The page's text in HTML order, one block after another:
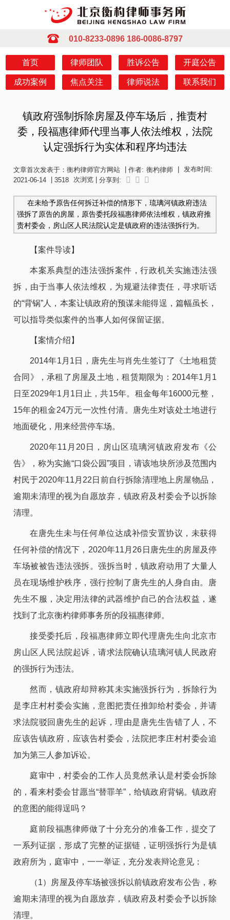
010-8233-0896 186-0086-8797
首页 律师团队 胜诉公告 开庭公告
成功案例 焦点关注 律师说法 联系我们
镇政府强制拆除房屋及停车场后，推责村
委，段福惠律师代理当事人依法维权，法院
认定强拆行为实体和程序均违法
文章首次发表于：衡杓律师官方网站 作者: 衡杓律师
发布时间:
2021-06-14
3518 次浏览 | 分享到:
在未给予原告任何拆迁补偿的情形下，琉璃河镇政府违法
强拆了原告的房屋，原告委托段福惠律师依法维权，镇政府推
责村委会，房山区人民法院认定是镇政府的违法强拆行为。
【案件导读】
本案系典型的违法强拆案件，行政机关实施违法强
拆，由于当事人依法维权，为规避法律责任，寻求听话
的“背锅”人，本案让镇政府的预谋未能得逞，篇幅虽长，
可以指导类似案件的当事人如何保留证据。
【案情介绍】
2014年1月1日，唐先生与肖先生签订了《土地租赁
合同》，承租了房屋及土地，租赁期限为：2014年1月1
日至2029年1月1日止，共15年。租金每年16000元整，
15年的租金24万元一次性付清。唐先生对该处土地进行
地面硬化，用来经营停车场。
2020年11月20日，房山区琉璃河镇政府发布《公
告》，称为实施“口袋公园”项目，请该地块所涉及范围内
村民于2020年11月22日前自行拆除清理地上房屋物品，
逾期未清理的视为自愿放弃，镇政府及村委会予以拆除
清理。
在唐先生未与任何单位达成补偿安置协议，未获得
任何补偿的情况下，2020年11月26日唐先生的房屋及停
车场被被告违法强拆。强拆当时，镇政府动用了大量人
员在现场维护秩序，强行控制了唐先生的人身自由。唐
先生不服，决定用法律的武器维护自己的合法权益，遂
找到了北京衡杓律师事务所的段福惠律师。
接受委托后，段福惠律师立即代理唐先生向北京市
房山区人民法院起诉，请求法院确认琉璃河镇人民政府
的强拆行为违法。
然而，镇政府却辩称其未实施强拆行为，拆除行为
是李庄村村委会实施，意图把责任推卸给村委会，并请
求法院驳回唐先生的起诉，理由是唐先生告错了人，不
应该告镇政府，应该告村委会，法院把李庄村村委会追
加为第三人参加诉讼。
庭审中，村委会的工作人员竟然承认是村委会拆除
的，看来村委会甘愿当“替罪羊”，给镇政府背锅。镇政府
的意图的能得逞吗？
庭前段福惠律师做了十分充分的准备工作，提交了
一系列证据，形成了完整的证据链，证明强拆行为是镇
政府所为，庭审中，一一举证，充分发表辩论意见：
（1）房屋及停车场被强拆以前镇政府发布公告，称
逾期未清理的视为自愿放弃，镇政府及村委会予以拆除
清理。